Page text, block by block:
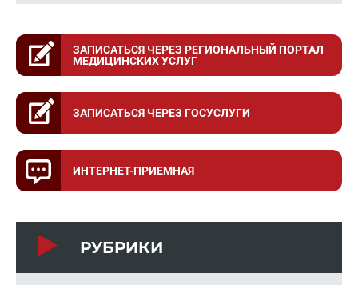
ЗАПИСАТЬСЯ ЧЕРЕЗ РЕГИОНАЛЬНЫЙ ПОРТАЛ
МЕДИЦИНСКИХ УСЛУГ
ЗАПИСАТЬСЯ ЧЕРЕЗ ГОСУСЛУГИ
ИНТЕРНЕТ-ПРИЕМНАЯ
РУБРИКИ